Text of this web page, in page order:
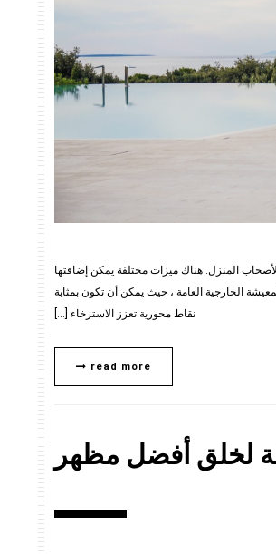
المنزل. هناك ميزات مختلفة يمكن إضافتها
الخارجية العامة ، حيث يمكن أن تكون بمثابة
نقاط محورية تعزز الاسترخاء […]
read more